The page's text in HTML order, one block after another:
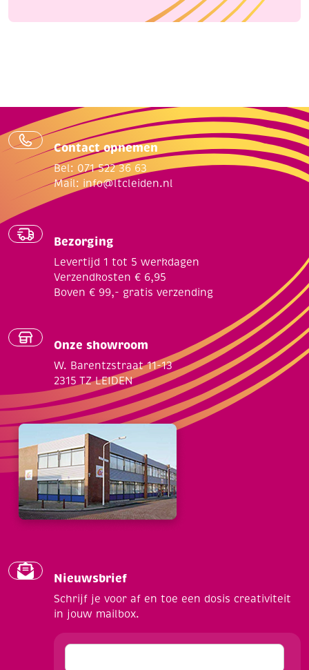
Contact opnemen
Bel: 071 522 36 63
Mail: info@ltcleiden.nl
Bezorging
Levertijd 1 tot 5 werkdagen
Verzendkosten € 6,95
Boven € 99,- gratis verzending
Onze showroom
W. Barentzstraat 11-13
2315 TZ LEIDEN
Nieuwsbrief
Schrijf je voor af en toe een dosis creativiteit
in jouw mailbox.